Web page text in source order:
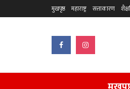
मुखपृष्ठ महाराष्ट्र सत्ताकारण